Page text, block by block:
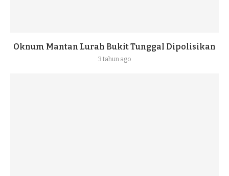
Oknum Mantan Lurah Bukit Tunggal Dipolisikan
3 tahun ago